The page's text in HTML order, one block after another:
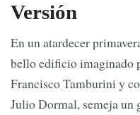
Versión
En un atardecer
bello edificio imaginado
Francisco Tamburini y
Julio Dormal, semeja un